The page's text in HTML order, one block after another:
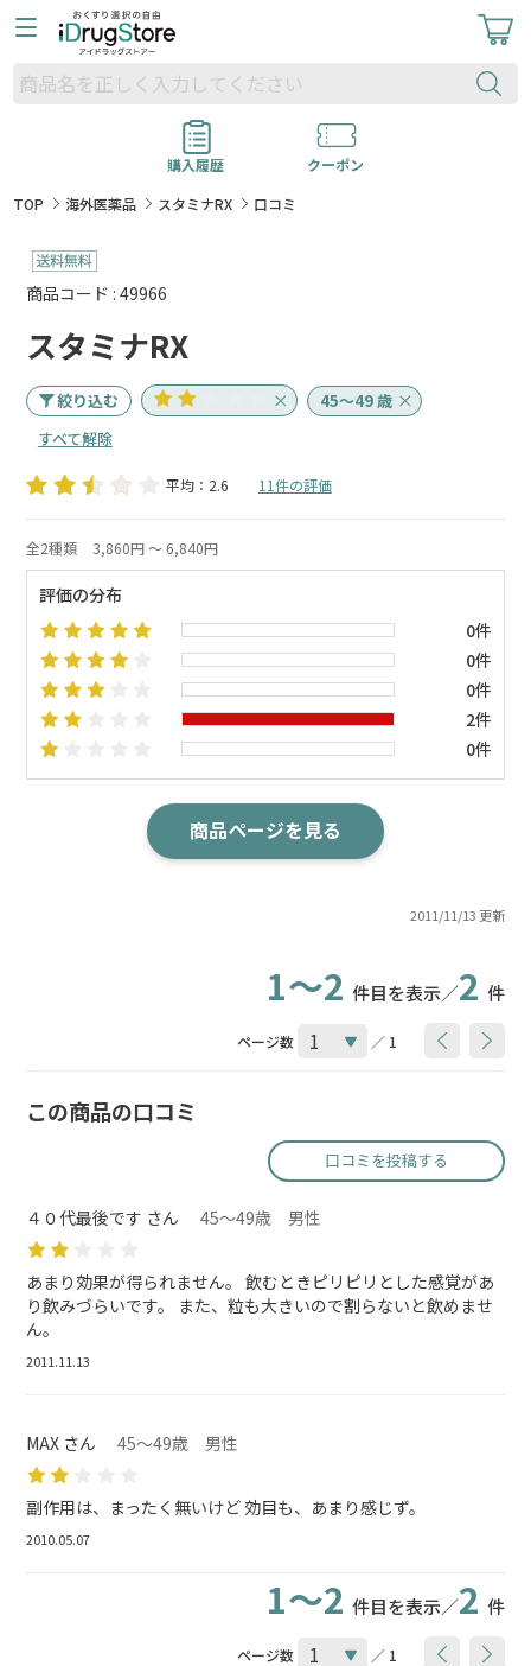
購入履歴
クーポン
TOP
海外医薬品 スタミナRX 口コミ
商品コード : 49966
スタミナRX
絞り込む
45～49 歳
すべて解除
平均：2.6 11件の評価
2011/11/13 更新
全2種類 3,860円 ～ 6,840円
評価の分布
0件
0件
0件
2件
0件
商品ページを見る
1～2 件目を表示／2 件
ページ数 ／ 1
この商品の口コミ
口コミを投稿する
４０代最後です さん 45～49歳 男性
あまり効果が得られません。 飲むときピリピリとした感覚があ
り飲みづらいです。 また、粒も大きいので割らないと飲めませ
ん。
2011.11.13
MAX さん 45～49歳 男性
副作用は、まったく無いけど 効目も、あまり感じず。
2010.05.07
1～2 件目を表示／2 件
ページ数 ／ 1